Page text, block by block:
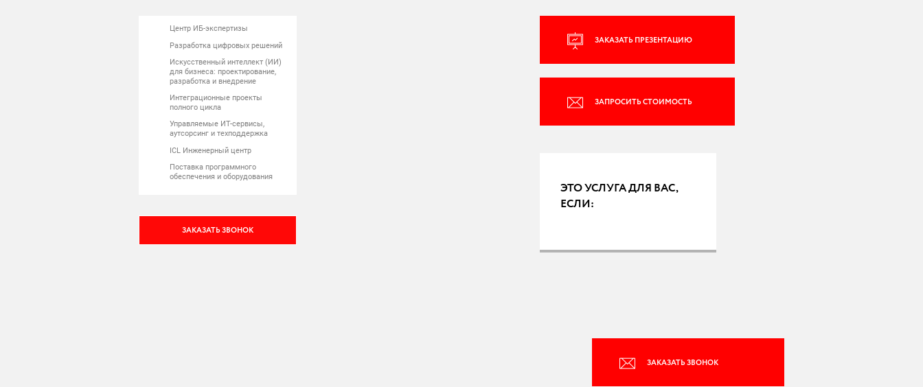
Центр ИБ-экспертизы
Разработка цифровых решений
Искусственный интеллект (ИИ)
для бизнеса: проектирование,
разработка и внедрение
Интеграционные проекты
полного цикла
Управляемые ИТ-сервисы,
аутсорсинг и техподдержка
ICL Инженерный центр
Поставка программного
обеспечения и оборудования
ЗАКАЗАТЬ ЗВОНОК
ЗАКАЗАТЬ ПРЕЗЕНТАЦИЮ
ЗАПРОСИТЬ СТОИМОСТЬ
ЭТО УСЛУГА ДЛЯ ВАС,
ЕСЛИ:
ЗАКАЗАТЬ ЗВОНОК